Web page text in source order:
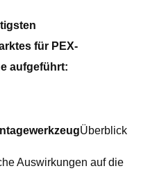
für PEX-
aufgeführt:
Überblick
Auswirkungen auf die